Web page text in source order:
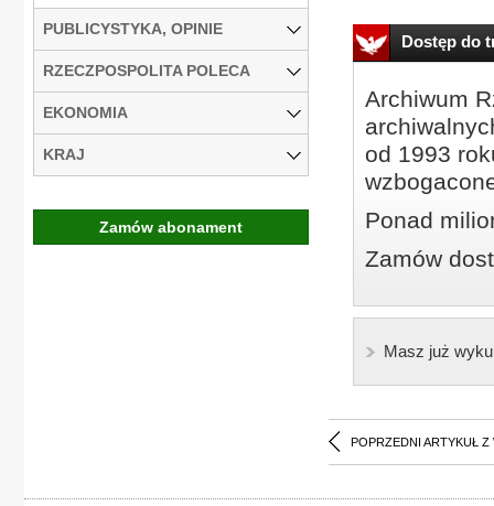
Dostęp do
Archiwum
od 1993
Ponad
Zamów
Masz już
POPRZEDNI ARTYKUŁ Z
PUBLICYSTYKA, OPINIE
RZECZPOSPOLITA POLECA
EKONOMIA
KRAJ
Zamów abonament